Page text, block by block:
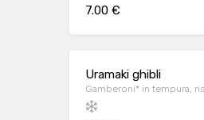
7.00 €
Uramaki ghibli
Gamberoni* in tempura,